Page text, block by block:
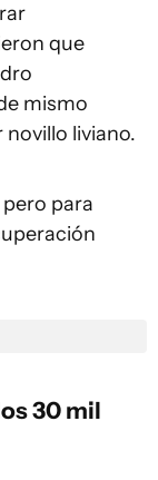
que
mismo
liviano.
para
30 mil